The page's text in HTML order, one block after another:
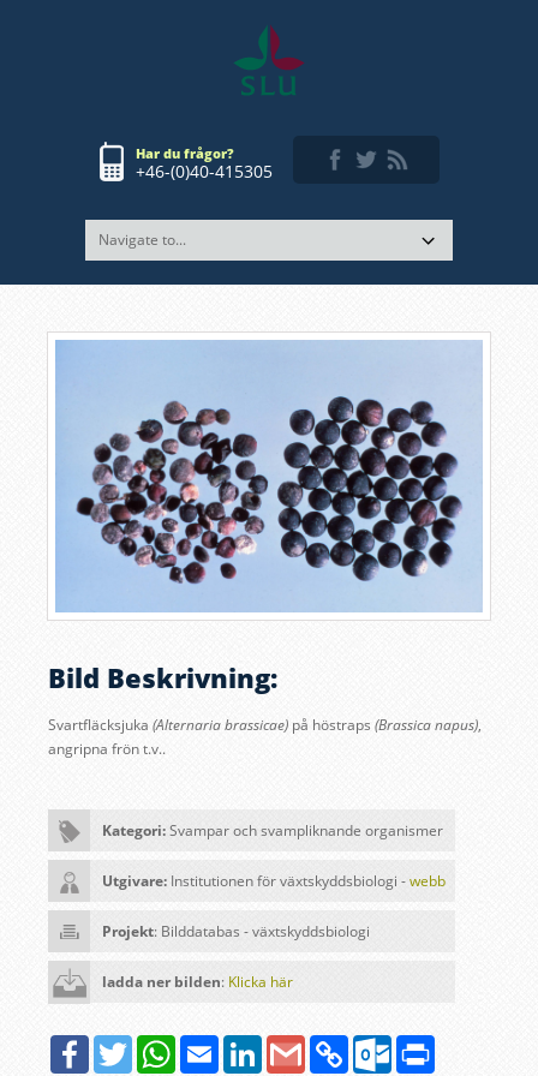
Har du frågor?
+46-(0)40-415305
Bild Beskrivning:
Svartfläcksjuka (Alternaria brassicae) på höstraps (Brassica napus),
angripna frön t.v..
Kategori:Svampar och svampliknande organismer
Utgivare: Institutionen för växtskyddsbiologi -webb
Projekt: Bilddatabas - växtskyddsbiologi
ladda ner bilden: Klicka här
FacebookTwitter WhatsAppEmail LinkedInGoogle
Gmail
Copy
Link
Outlook.com